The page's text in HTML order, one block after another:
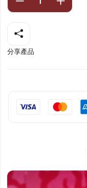
分享產品